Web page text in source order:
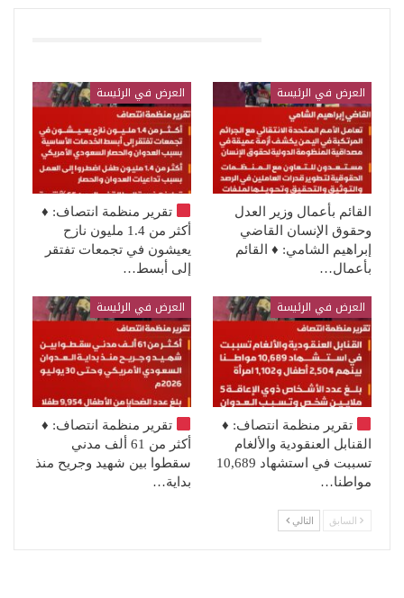
العرض في الرئيسة
القائم بأعمال وزير العدل
وحقوق الإنسان القاضي
إبراهيم الشامي: ♦️ القائم
بأعمال…
العرض في الرئيسة
تقرير منظمة انتصاف: ♦️
أكثر من 1.4 مليون نازح
يعيشون في تجمعات تفتقر
إلى أبسط…
العرض في الرئيسة
تقرير منظمة انتصاف: ♦️
القنابل العنقودية والألغام
تسببت في استشهاد 10,689
مواطنا…
العرض في الرئيسة
تقرير منظمة انتصاف: ♦️
أكثر من 61 ألف مدني
سقطوا بين شهيد وجريح منذ
بداية…
السابق التالي